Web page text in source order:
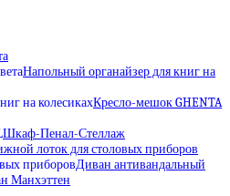
Напольный органайзер для книг на
Кресло-мешок GHENTA
Шкаф-Пенал-Стеллаж
лоток для столовых приборов
Диван антивандальный
Манхэттен